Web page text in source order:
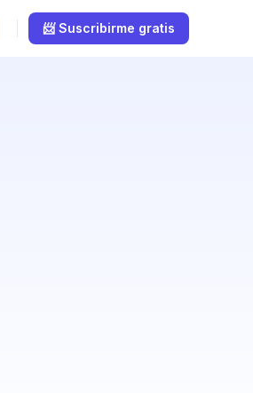
📨 Suscribirme gratis